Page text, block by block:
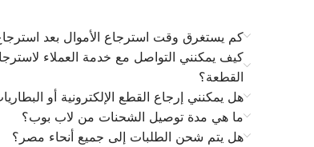
كم يستغرق وقت استرجاع الأموال بعد
كيف يمكنني التواصل مع خدمة العملاء
القطعة؟
هل يمكنني إرجاع القطع الإلكترونية أو
ما هي مدة توصيل الشحنات من لاب بوب؟
هل يتم شحن الطلبات إلى جميع أنحاء مصر؟